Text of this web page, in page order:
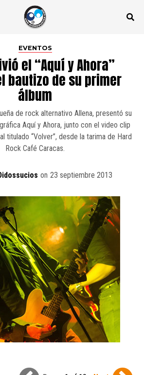
EVENTOS
el “Aquí y Ahora”
bautizo de su primer
álbum
de rock alternativo Allena, presentó su
Aquí y Ahora, junto con el video clip
titulado “Volver”, desde la tarima de Hard
Rock Café Caracas.
on 23 septiembre 2013